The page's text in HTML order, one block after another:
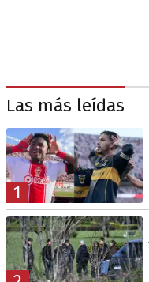
Las más leídas
1